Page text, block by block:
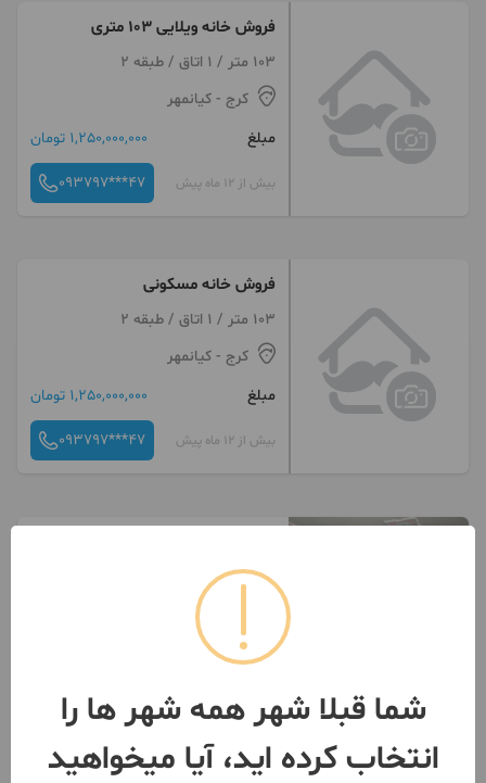
فروش خانه ویلایی 103 متری
103 متر / 1 اتاق / طبقه 2
کرج - کیانمهر
مبلغ
1,250,000,000 تومان
بیش از 12 ماه پیش 093797***47
فروش خانه مسکونی
103 متر / 1 اتاق / طبقه 2
کرج - کیانمهر
مبلغ
1,250,000,000 تومان
بیش از 12 ماه پیش 093797***47
103 متر / طبقه 2 / ساخت 1395
- کیانمهر
مبلغ
093797***47
شما قبلا شهر همه شهر ها را
انتخاب کرده اید، آیا میخواهید